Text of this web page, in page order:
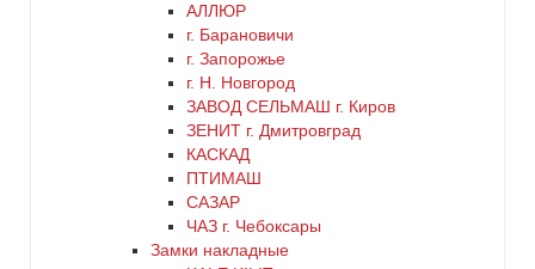
АЛЛЮР
г. Барановичи
г. Запорожье
г. Н. Новгород
ЗАВОД СЕЛЬМАШ г. Киров
ЗЕНИТ г. Дмитровград
КАСКАД
ПТИМАШ
САЗАР
ЧАЗ г. Чебоксары
Замки накладные